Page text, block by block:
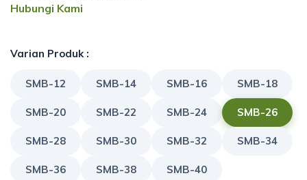
Hubungi Kami
Varian Produk :
SMB-12 SMB-14 SMB-16 SMB-18
SMB-20 SMB-22 SMB-24 SMB-26
SMB-28 SMB-30 SMB-32 SMB-34
SMB-36 SMB-38 SMB-40